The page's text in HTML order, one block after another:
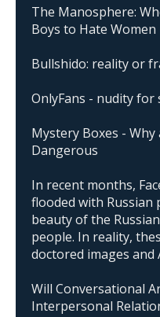
The Manosphere:
Boys to Hate Women
Bullshido: reality or
OnlyFans - nudity for
Mystery Boxes -
Dangerous
In recent months,
flooded with Russian
beauty of the
people. In reality,
doctored images and
Will Conversational
Interpersonal